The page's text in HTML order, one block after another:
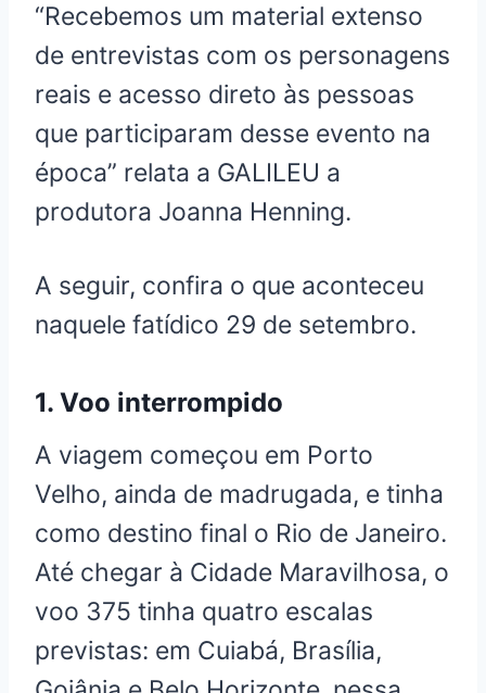
“Recebemos um material extenso
de entrevistas com os personagens
reais e acesso direto às pessoas
que participaram desse evento na
época” relata a GALILEU a
produtora Joanna Henning.
A seguir, confira o que aconteceu
naquele fatídico 29 de setembro.
1. Voo interrompido
A viagem começou em Porto
Velho, ainda de madrugada, e tinha
como destino final o Rio de Janeiro.
Até chegar à Cidade Maravilhosa, o
voo 375 tinha quatro escalas
previstas: em Cuiabá, Brasília,